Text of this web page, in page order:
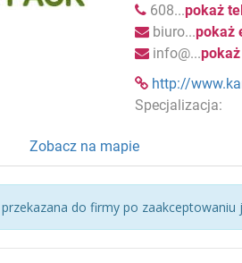
608...pokaż
biuro...pokaż
info@...
http://
Specjalizacja:
Zobacz na mapie
do firmy po